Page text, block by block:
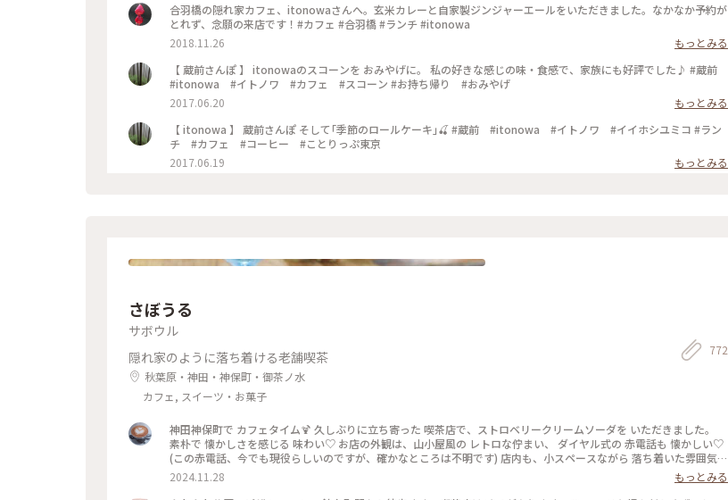
合羽橋の隠れ家カフェ、itonowaさんへ。玄米カレーと自家製ジンジャーエールをいただきました。なかなか予約が
とれず、念願の来店です！#カフェ #合羽橋 #ランチ #itonowa
2018.11.26
もっとみる
【 蔵前さんぽ 】 itonowaのスコーンを おみやげに。 私の好きな感じの味・食感で、家族にも好評でした♪ #蔵前
#itonowa #イトノワ #カフェ #スコーン #お持ち帰り #おみやげ
2017.06.20
もっとみる
【 itonowa 】 蔵前さんぽ そして｢季節のロールケーキ｣🍒 #蔵前 #itonowa #イトノワ #イイホシユミコ #ラン
チ #カフェ #コーヒー #ことりっぷ東京
2017.06.19
もっとみる
さぼうる
サボウル
隠れ家のように落ち着ける老舗喫茶
秋葉原・神田・神保町・御茶ノ水
カフェ, スイーツ・お菓子
772
神田神保町で カフェタイム🍹 久しぶりに立ち寄った 喫茶店で、ストロベリークリームソーダを いただきました。
素朴で 懐かしさを感じる 味わい♡ お店の外観は、山小屋風の レトロな佇まい、 ダイヤル式の 赤電話も 懐かしい♡
(この赤電話、今でも現役らしいのですが、確かなところは不明です) 店内も、小スペースながら 落ち着いた雰囲気、
一人でまったりするのには、心地よい場所です。 開業したのは、約70年前なのだそう。 創業当時から 受け継がれた
数々のメニューは、今も健在、今回 いただいた クリームソーダも、その中のひとつです。 最近、あちらこちらで 目
2024.11.28
もっとみる